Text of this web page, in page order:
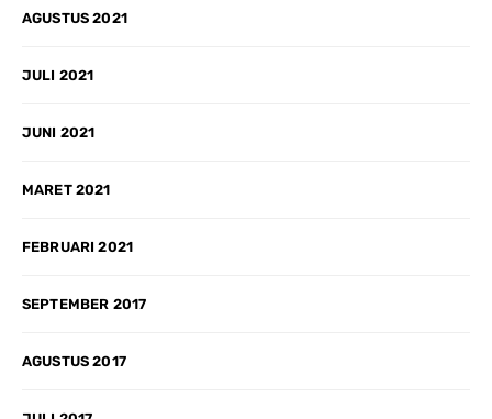
AGUSTUS 2021
JULI 2021
JUNI 2021
MARET 2021
FEBRUARI 2021
SEPTEMBER 2017
AGUSTUS 2017